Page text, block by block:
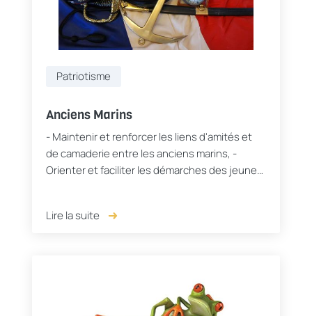
Patriotisme
Anciens Marins
- Maintenir et renforcer les liens d'amités et
de camaderie entre les anciens marins, -
Orienter et faciliter les démarches des jeunes
Lire la suite